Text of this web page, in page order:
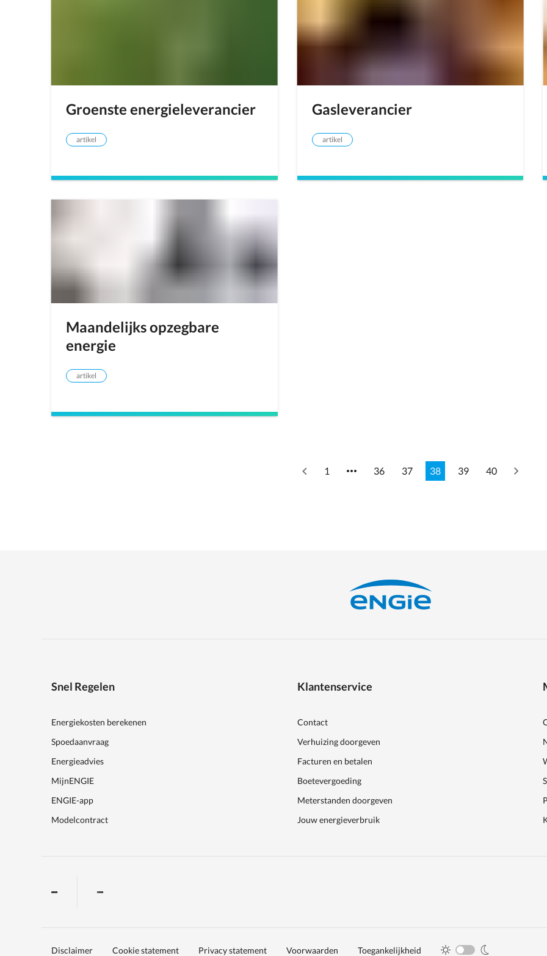
Groenste energieleverancier
artikel
Gasleverancier
artikel
Maandelijks opzegbare
energie
artikel
Previous
1 36 37 38 39 40
Next
Snel Regelen
Energiekosten berekenen
Spoedaanvraag
Energieadvies
MijnENGIE
ENGIE-app
Modelcontract
Klantenservice
Contact
Verhuizing doorgeven
Facturen en betalen
Boetevergoeding
Meterstanden doorgeven
Jouw energieverbruik
Disclaimer Cookie statement Privacy statement Voorwaarden Toegankelijkheid